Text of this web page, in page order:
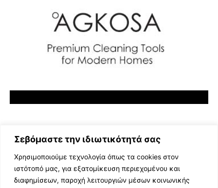
Σεβόμαστε την ιδιωτικότητά σας
Χρησιμοποιούμε τεχνολογία όπως τα cookies στον
ιστότοπό μας, για εξατομίκευση περιεχομένου και
διαφημίσεων, παροχή λειτουργιών μέσων κοινωνικής
ΕΛΛΗΝΙΚΗ ΜΟΥΣΙΚΗ